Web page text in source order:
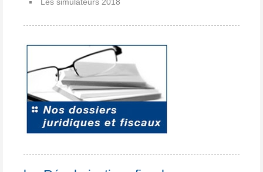
Les simulateurs 2018